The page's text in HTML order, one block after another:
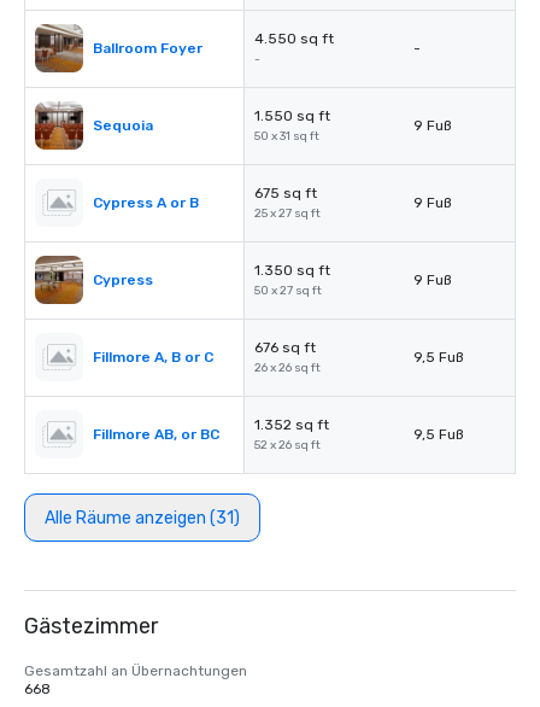
Ballroom Foyer
4.550 sq ft
-
-
Sequoia
1.550 sq ft
50 x 31 sq ft
9 Fuß
Cypress A or B
675 sq ft
25 x 27 sq ft
9 Fuß
Cypress
1.350 sq ft
50 x 27 sq ft
9 Fuß
Fillmore A, B or C
676 sq ft
26 x 26 sq ft
9,5 Fuß
Fillmore AB, or BC
1.352 sq ft
52 x 26 sq ft
9,5 Fuß
Alle Räume anzeigen (31)
Gästezimmer
Gesamtzahl an Übernachtungen
668